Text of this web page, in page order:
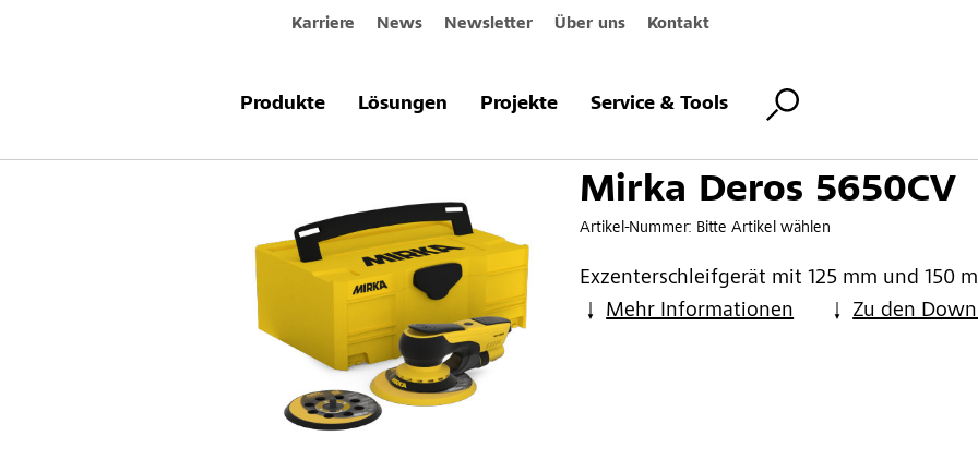
Karriere News Newsletter Über uns Kontakt
Produkte Lösungen Projekte Service & Tools
Produkte & Systeme Mirka Deros 5650CV
Mirka Deros 5650CV
Artikel-Nummer: Bitte Artikel wählen
Exzenterschleifgerät mit 125 mm und 150
Mehr Informationen
Zu den